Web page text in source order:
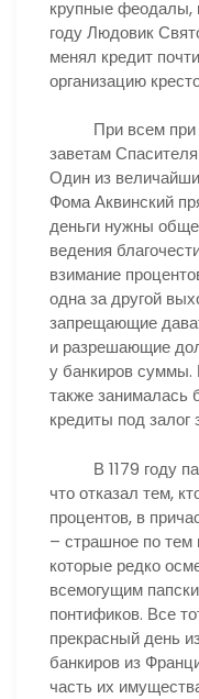
крупные феодалы,
году Людовик
менял кредит
организацию
При всем при
заветам
Один из
Фома Аквинский
деньги нужны
ведения
взимание
одна за другой
запрещающие
и разрешающие
у банкиров суммы.
также занималась
кредиты под
В 1179 году
что отказал тем,
процентов, в
– страшное по тем
которые редко
всемогущим
понтификов. Все
прекрасный день
банкиров из
часть их